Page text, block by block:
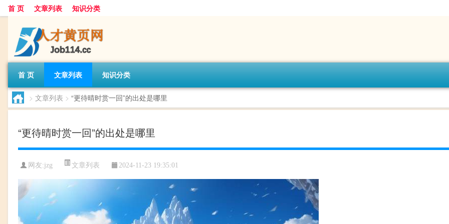
首 页 文章列表 知识分类
首 页 文章列表 知识分类
> 文章列表 > “更待晴时赏一回”的出处是哪里
“更待晴时赏一回”的出处是哪里
网友:jzg 文章列表 2024-11-23 19:35:01